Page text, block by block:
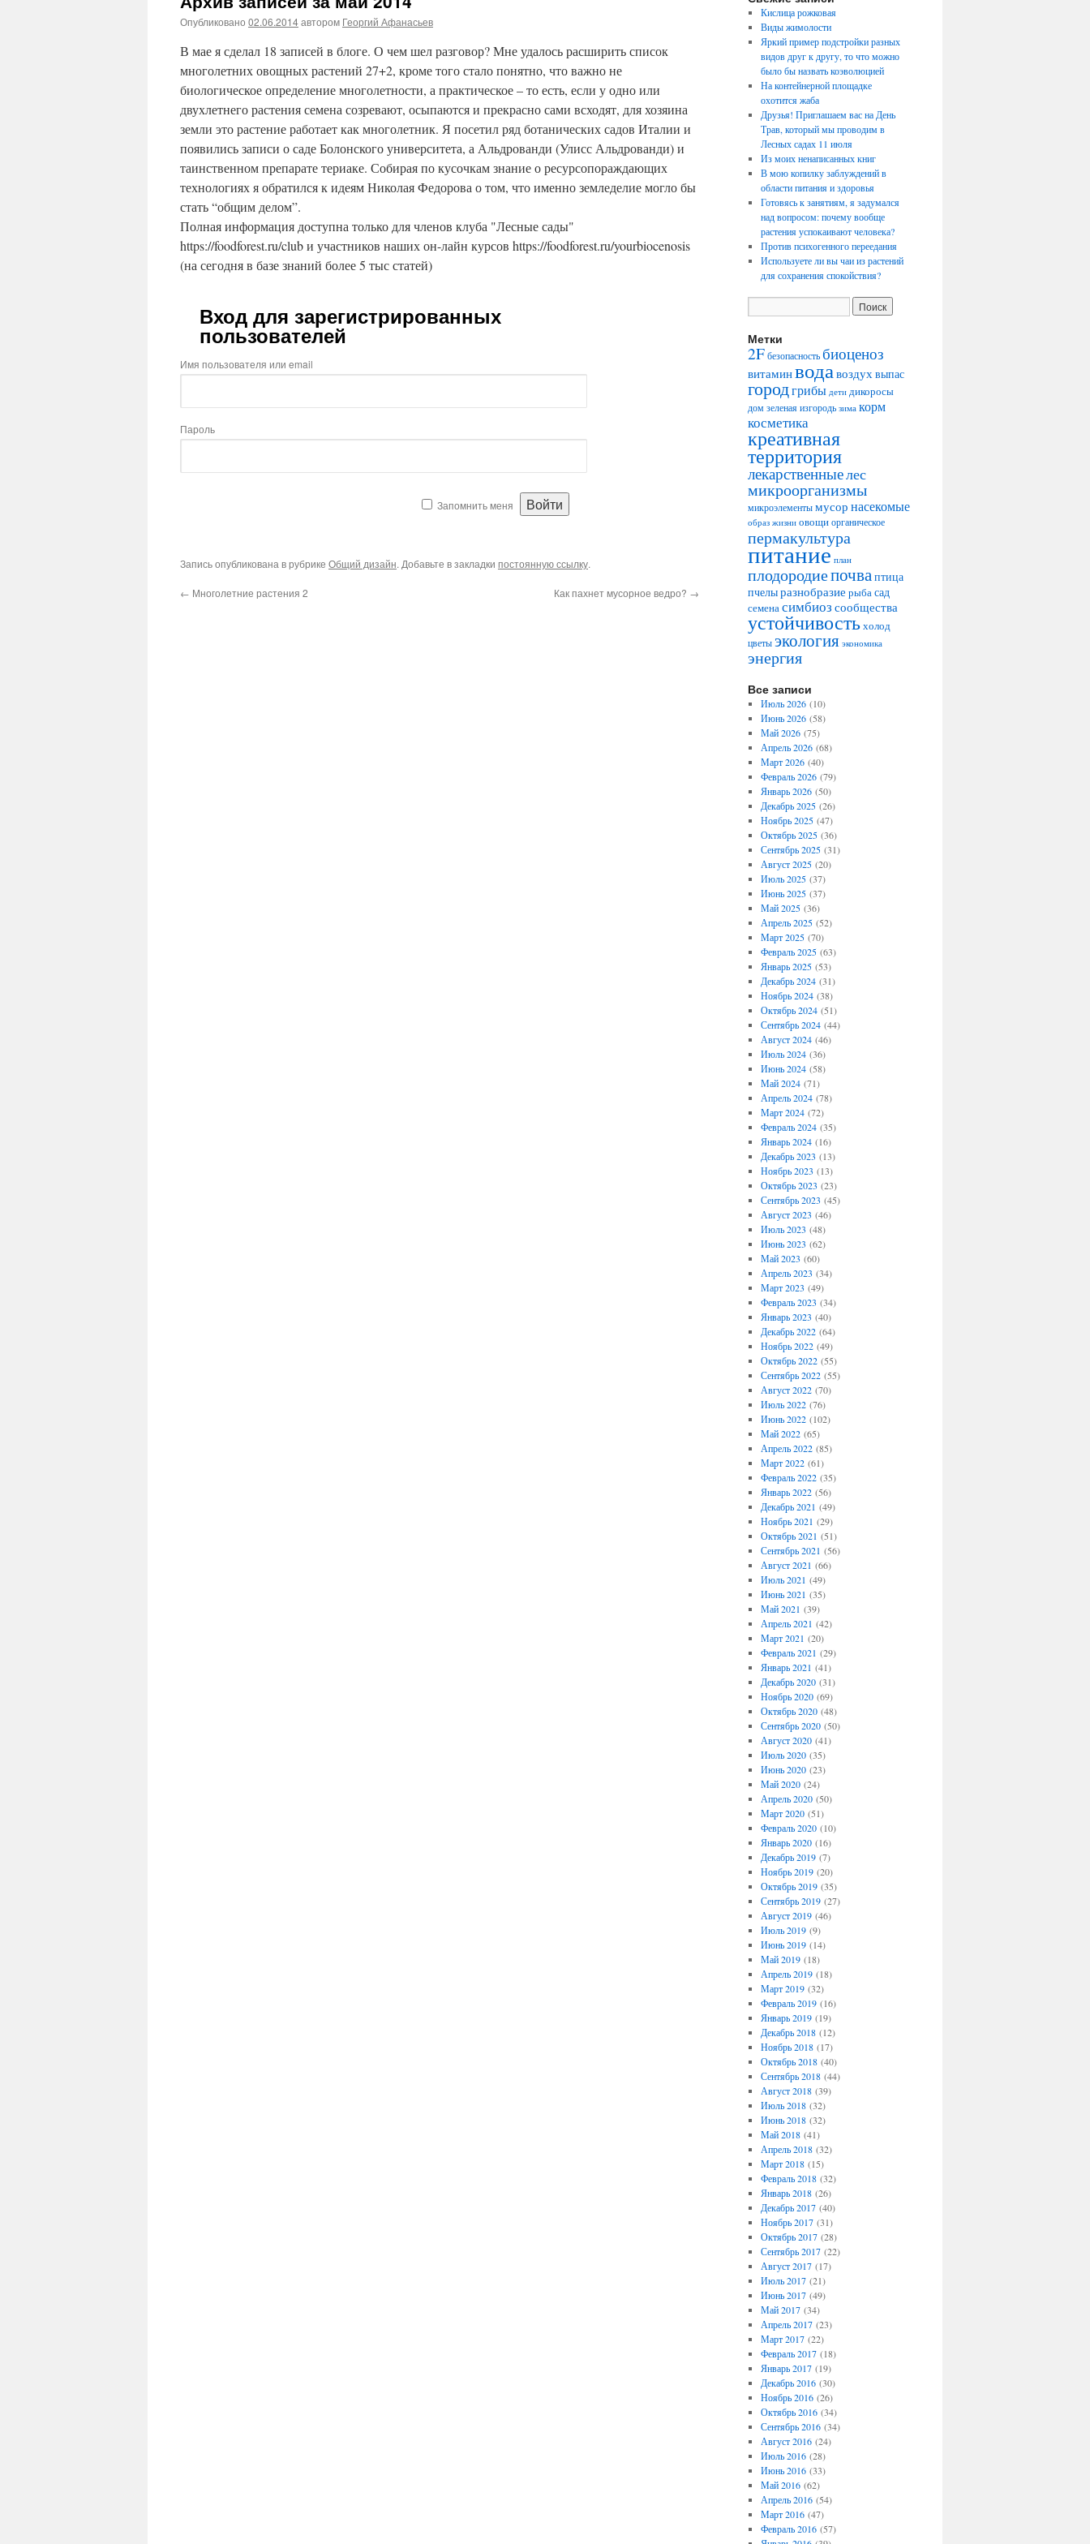
Опубликовано 02.06.2014автором Георгий Афанасьев
В мае я сделал 18 записей в блоге. О чем шел разговор? Мне удалось расширить список
многолетних овощных растений 27+2, кроме того стало понятно, что важно не
биологическое определение многолетности, а практическое – то есть, если у одно или
двухлетнего растения семена созревают, осыпаются и прекрасно сами всходят, для хозяина
земли это растение работает как многолетник. Я посетил ряд ботанических садов Италии и
появились записи о саде Болонского университета, а Альдрованди (Улисс Альдрованди) и
таинственном препарате териаке. Собирая по кусочкам знание о ресурсопораждающих
технологиях я обратился к идеям Николая Федорова о том, что именно земледелие могло бы
стать “общим делом”.
Полная информация доступна только для членов клуба "Лесные сады"
https://foodforest.ru/club и участников наших он-лайн курсов https://foodforest.ru/yourbiocenosis
(на сегодня в базе знаний более 5 тыс статей)
Вход для зарегистрированных
пользователей
Имя пользователя или email
Пароль
Запомнить меня
Запись опубликована в рубрике Общий дизайн. Добавьте в закладки постоянную ссылку.
← Многолетние растения 2 Как пахнет мусорное ведро? →
Кислица рожковая
Виды жимолости
Яркий пример подстройки разных
видов друг к другу, то что можно
было бы назвать коэволюцией
На контейнерной площадке
охотится жаба
Друзья! Приглашаем вас на День
Трав, который мы проводим в
Лесных садах 11 июля
Из моих ненаписанных книг
В мою копилку заблуждений в
области питания и здоровья
Готовясь к занятиям, я задумался
над вопросом: почему вообще
растения успокаивают человека?
Против психогенного переедания
Используете ли вы чаи из растений
для сохранения спокойствия?
Метки
2F безопасность биоценоз
витаминводавоздухвыпас
городгрибы дети дикоросы
домзеленая изгородь зима корм
косметика
креативная
территория
лекарственныелес
микроорганизмы
микроэлементымусор насекомые
образ жизни овощи органическое
пермакультура
питание план
плодородиепочваптица
пчелыразнобразие рыбасад
семенасимбиоз сообщества
устойчивостьхолод
цветы экология экономика
энергия
Все записи
Июль 2026(10)
Июнь 2026(58)
Май 2026(75)
Апрель 2026(68)
Март 2026(40)
Февраль 2026(79)
Январь 2026(50)
Декабрь 2025(26)
Ноябрь 2025(47)
Октябрь 2025(36)
Сентябрь 2025(31)
Август 2025(20)
Июль 2025(37)
Июнь 2025(37)
Май 2025(36)
Апрель 2025(52)
Март 2025(70)
Февраль 2025(63)
Январь 2025(53)
Декабрь 2024(31)
Ноябрь 2024(38)
Октябрь 2024(51)
Сентябрь 2024(44)
Август 2024(46)
Июль 2024(36)
Июнь 2024(58)
Май 2024(71)
Апрель 2024(78)
Март 2024(72)
Февраль 2024(35)
Январь 2024(16)
Декабрь 2023 (13)
Ноябрь 2023 (13)
Октябрь 2023 (23)
Сентябрь 2023 (45)
Август 2023 (46)
Июль 2023 (48)
Июнь 2023 (62)
Май 2023 (60)
Апрель 2023 (34)
Март 2023 (49)
Февраль 2023 (34)
Январь 2023 (40)
Декабрь 2022(64)
Ноябрь 2022(49)
Октябрь 2022(55)
Сентябрь 2022(55)
Август 2022(70)
Июль 2022(76)
Июнь 2022(102)
Май 2022(65)
Апрель 2022(85)
Март 2022(61)
Февраль 2022(35)
Январь 2022(56)
Декабрь 2021 (49)
Ноябрь 2021 (29)
Октябрь 2021 (51)
Сентябрь 2021 (56)
Август 2021 (66)
Июль 2021 (49)
Июнь 2021 (35)
Май 2021 (39)
Апрель 2021 (42)
Март 2021 (20)
Февраль 2021 (29)
Январь 2021 (41)
Декабрь 2020(31)
Ноябрь 2020(69)
Октябрь 2020(48)
Сентябрь 2020(50)
Август 2020(41)
Июль 2020(35)
Июнь 2020(23)
Май 2020(24)
Апрель 2020(50)
Март 2020(51)
Февраль 2020(10)
Январь 2020(16)
Декабрь 2019(7)
Ноябрь 2019(20)
Октябрь 2019(35)
Сентябрь 2019(27)
Август 2019(46)
Июль 2019(9)
Июнь 2019(14)
Май 2019(18)
Апрель 2019(18)
Март 2019(32)
Февраль 2019(16)
Январь 2019(19)
Декабрь 2018(12)
Ноябрь 2018(17)
Октябрь 2018(40)
Сентябрь 2018(44)
Август 2018(39)
Июль 2018(32)
Июнь 2018(32)
Май 2018(41)
Апрель 2018(32)
Март 2018(15)
Февраль 2018(32)
Январь 2018(26)
Декабрь 2017(40)
Ноябрь 2017(31)
Октябрь 2017(28)
Сентябрь 2017(22)
Август 2017(17)
Июль 2017(21)
Июнь 2017(49)
Май 2017(34)
Апрель 2017(23)
Март 2017(22)
Февраль 2017(18)
Январь 2017(19)
Декабрь 2016(30)
Ноябрь 2016(26)
Октябрь 2016(34)
Сентябрь 2016(34)
Август 2016(24)
Июль 2016(28)
Июнь 2016(33)
Май 2016(62)
Апрель 2016(54)
Март 2016(47)
Февраль 2016(57)